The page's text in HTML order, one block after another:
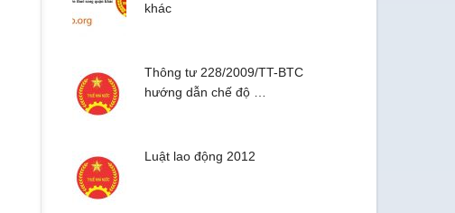
khác
Thông tư 228/2009/TT-BTC
hướng dẫn chế độ …
Luật lao động 2012